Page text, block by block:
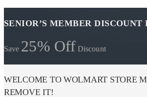
SENIOR’S MEMBER DISCOUNT
Save 25% Off Discount
WELCOME TO WOLMART STORE
REMOVE IT!